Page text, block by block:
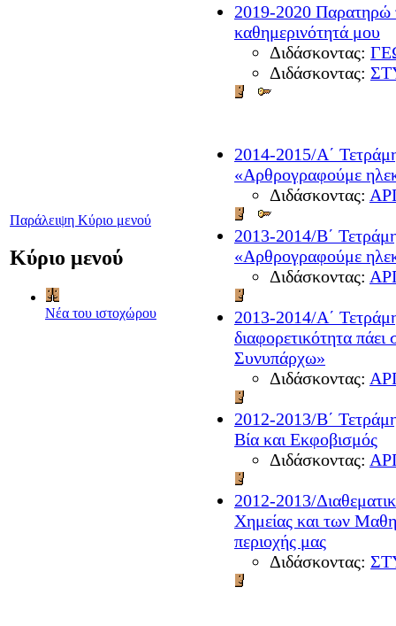
Παράλειψη Κύριο μενού
Κύριο μενού
Νέα του ιστοχώρου
2019-2020 Παρατηρώ
καθημερινότητά μου
Διδάσκοντας:
Διδάσκοντας:
2014-2015/A΄
«Αρθρογραφούμε
Διδάσκοντας:
2013-2014/Β΄
«Αρθρογραφούμε
Διδάσκοντας:
2013-2014/A΄
διαφορετικότητα
Συνυπάρχω»
Διδάσκοντας:
2012-2013/Β΄
Βία και Εκφοβισμός
Διδάσκοντας:
2012-2013/
Χημείας και των
περιοχής μας
Διδάσκοντας: